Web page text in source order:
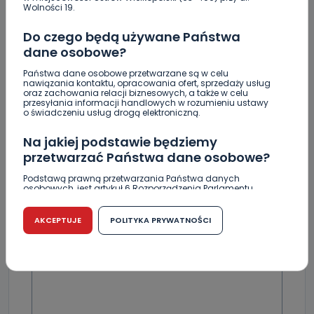
Wolności 19.
Do czego będą używane Państwa
dane osobowe?
Państwa dane osobowe przetwarzane są w celu
nawiązania kontaktu, opracowania ofert, sprzedaży usług
oraz zachowania relacji biznesowych, a także w celu
przesyłania informacji handlowych w rozumieniu ustawy
o świadczeniu usług drogą elektroniczną.
Na jakiej podstawie będziemy
przetwarzać Państwa dane osobowe?
Podstawą prawną przetwarzania Państwa danych
osobowych, jest artykuł 6 Rozporządzenia Parlamentu
r. w sprawie ochrony osób fizycznych w związku z
przetwarzaniem danych osobowych w sprawie
swobodnego przepływu takich danych oraz uchylenia
dyrektywy 95/46/WE (RODO).
Czy jest możliwość cofnięcia zgody?
AKCEPTUJE POLITYKA PRYWATNOŚCI
lepszego seoznu
Skomentuj ten wpis jako pierwszy!
DOŁĄCZ DO DYSKUSJI
DODAJ SWÓJ KOMENTARZ